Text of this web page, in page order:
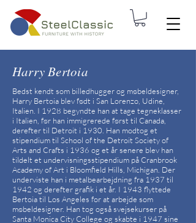
Harry Bertoia
Bedst kendt som billedhugger og møbeldesigner,
Harry Bertoia blev født i San Lorenzo, Udine,
Italien. I 1928 begyndte han at tage tegneklasser
i Italien, før han immigrerede først til Canada,
derefter til Detroit i 1930. Han modtog et
stipendium til School of the Detroit Society of
Arts and Crafts i 1936 og et år senere blev han
tildelt et undervisningsstipendium på Cranbrook
Academy of Art i Bloomfield Hills, Michigan. Der
underviste han i metalbearbejdning fra 1937 til
1942 og derefter grafik i et år. I 1943 flyttede
Bertoia til Los Angeles for at arbejde som
møbeldesigner. Han tog også svejsekurser på
Santa Monica City College og skabte i 1947 sine